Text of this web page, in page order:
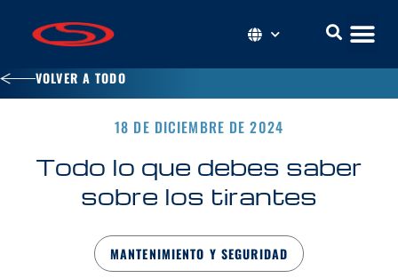
VOLVER A TODO
18 DE DICIEMBRE DE 2024
Todo lo que debes saber
sobre los tirantes
MANTENIMIENTO Y SEGURIDAD